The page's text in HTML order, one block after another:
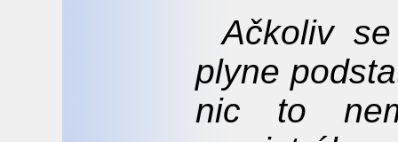
Ačkoliv
plyne
nic to